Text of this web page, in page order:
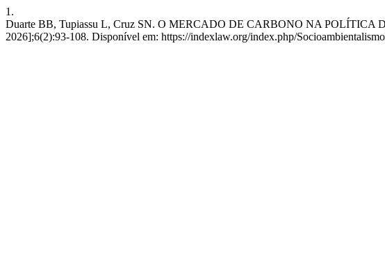
1.
Duarte BB, Tupiassu L, Cruz SN. O MERCADO DE CARBONO NA POLÍTICA
2026];6(2):93-108. Disponível em: https://indexlaw.org/index.php/